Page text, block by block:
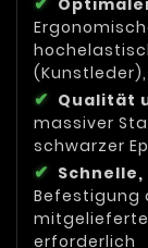
Qualität
massiver
schwarzer
Befestigung
erforderlich